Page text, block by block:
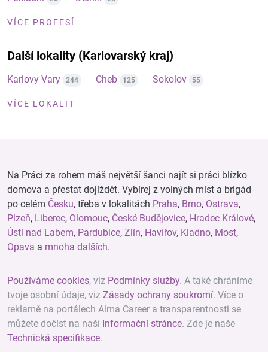
VÍCE PROFESÍ
Další lokality (Karlovarský kraj)
Karlovy Vary 244 Cheb 125 Sokolov 55
VÍCE LOKALIT
Na Práci za rohem máš největší šanci najít si práci blízko
domova a přestat dojíždět. Vybírej z volných míst a brigád
po celém Česku, třeba v lokalitách Praha, Brno, Ostrava,
Plzeň, Liberec, Olomouc, České Budějovice, Hradec Králové,
Ústí nad Labem, Pardubice, Zlín, Havířov, Kladno, Most,
Opava a mnoha dalších.
Používáme cookies, viz Podmínky služby. A také chráníme
tvoje osobní údaje, viz Zásady ochrany soukromí. Více o
reklamě na portálech Alma Career a transparentnosti se
můžete dočíst na naší Informační stránce. Zde je naše
Technická specifikace.